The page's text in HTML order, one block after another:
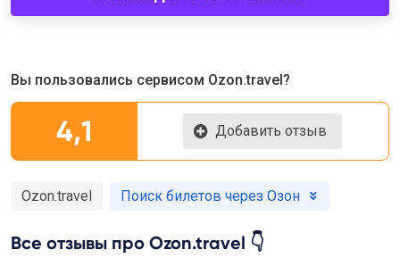
Вы пользовались сервисом Ozon.travel?
4,1 Добавить отзыв
Ozon.travel Поиск билетов через Озон
Все отзывы про Ozon.travel 👇